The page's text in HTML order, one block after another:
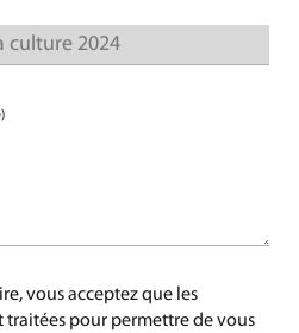
vous acceptez que les
traitées pour permettre de vous